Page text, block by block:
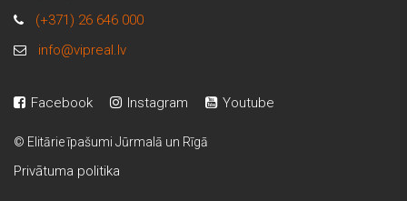
(+371) 26 646 000
info@vipreal.lv
Facebook Instagram Youtube
© Elitārie īpašumi Jūrmalā un Rīgā
Privātuma politika